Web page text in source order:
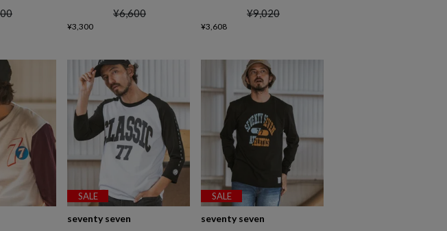
¥6,600
¥3,300
¥9,020
¥3,608
SALE
seventy seven
SALE
seventy seven